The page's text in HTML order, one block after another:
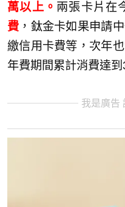
萬以上。 兩張卡片在
費 ，鈦金卡如果申請
繳信用卡費等，次年
年費期間累計消費達
我是廣告